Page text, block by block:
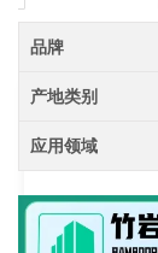
品牌
产地类别
应用领域